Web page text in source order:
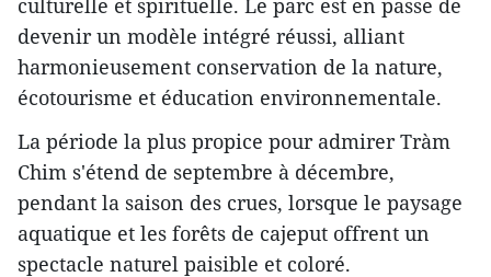
culturelle et spirituelle. Le parc est en passe de
devenir un modèle intégré réussi, alliant
harmonieusement conservation de la nature,
écotourisme et éducation environnementale.
La période la plus propice pour admirer Tràm
Chim s'étend de septembre à décembre,
pendant la saison des crues, lorsque le paysage
aquatique et les forêts de cajeput offrent un
spectacle naturel paisible et coloré.